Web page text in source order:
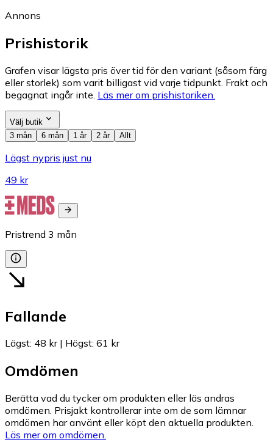
Annons
Prishistorik
Grafen visar lägsta pris över tid för den variant (såsom färg
eller storlek) som varit billigast vid varje tidpunkt. Frakt och
begagnat ingår inte. Läs mer om prishistoriken.
Välj butik
3 mån
6 mån 1 år 2 år Allt
Lägst nypris just nu
49 kr
Pristrend 3 mån
Fallande
Lägst: 48 kr| Högst: 61 kr
Omdömen
Berätta vad du tycker om produkten eller läs andras
omdömen. Prisjakt kontrollerar inte om de som lämnar
omdömen har använt eller köpt den aktuella produkten.
Läs mer om omdömen.